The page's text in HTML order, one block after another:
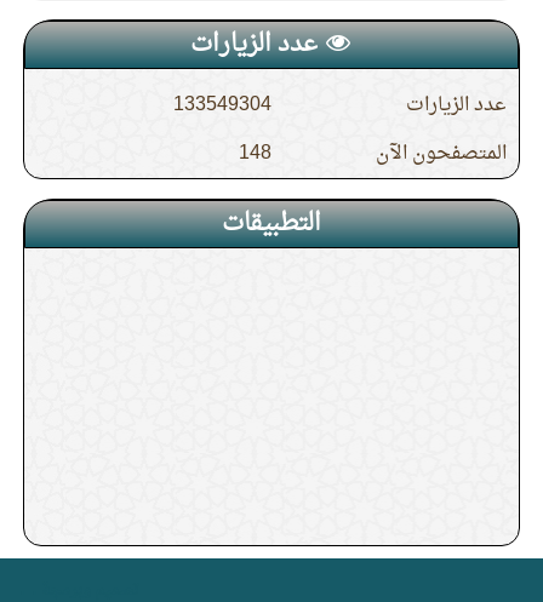
عدد الزيارات
عدد الزيارات
133549304
المتصفحون الآن
148
التطبيقات